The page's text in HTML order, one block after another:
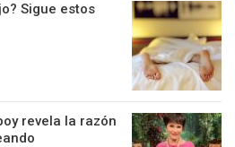
Sigue estos
revela la razón